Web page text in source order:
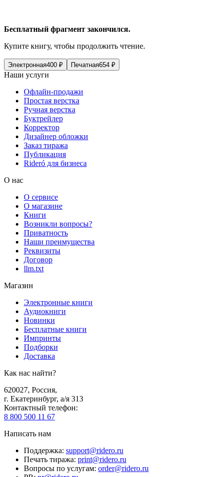
Бесплатный фрагмент закончился.
Купите книгу, чтобы продолжить чтение.
Электронная400 ₽ Печатная654 ₽
Наши услуги
Офлайн-продажи
Простая верстка
Ручная верстка
Буктрейлер
Корректор
Дизайнер обложки
Заказ тиража
Публикация
Rideró для бизнеса
О нас
О сервисе
О магазине
Книги
Возникли вопросы?
Приватность
Наши преимущества
Реквизиты
Договор
llm.txt
Магазин
Электронные книги
Аудиокниги
Новинки
Бесплатные книги
Импринты
Подборки
Доставка
Как нас найти?
620027, Россия,
г. Екатеринбург, а/я 313
Контактный телефон:
8 800 500 11 67
Написать нам
Поддержка: support@ridero.ru
Печать тиража: print@ridero.ru
Вопросы по услугам: order@ridero.ru